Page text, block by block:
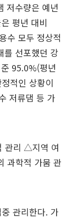
저수량은 예년
평년 대비
수 모두 정상적
를 선포했던 강
95.0%(평년
적인 상황이
저류댐 등 가
관리 △지역 여
과학적 가뭄 관
관리한다. 가